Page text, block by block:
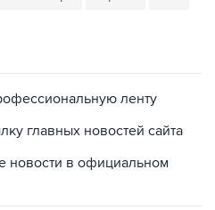
ленту
главных новостей сайта
новости в официальном